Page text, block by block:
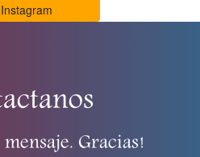
Instagram
Gracias!